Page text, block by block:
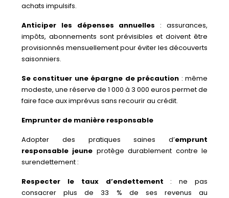
achats impulsifs.
Anticiper les dépenses annuelles : assurances,
impôts, abonnements sont prévisibles et doivent être
provisionnés mensuellement pour éviter les découverts
saisonniers.
Se constituer une épargne de précaution : même
modeste, une réserve de 1 000 à 3 000 euros permet de
faire face aux imprévus sans recourir au crédit.
Emprunter de manière responsable
Adopter des pratiques saines d’emprunt
responsable jeune protège durablement contre le
surendettement :
Respecter le taux d’endettement : ne pas
consacrer plus de 33 % de ses revenus au